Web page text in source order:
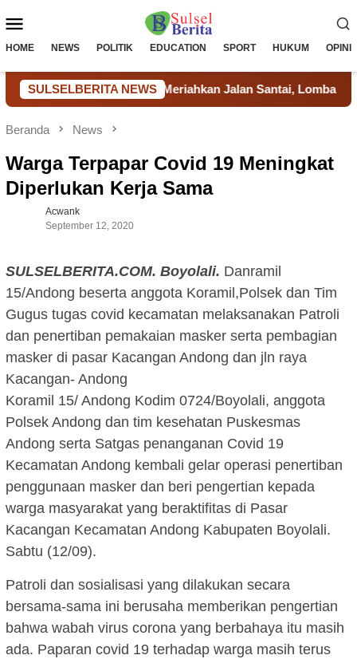
ke
Mobile
HOME NEWS POLITIK EDUCATION SPORT HUKUM OPINI
SULSELBERITA NEWS
Lapas Takalar Meriahkan Jalan Santai, Lomba Tradisional
Beranda News
Warga Terpapar Covid 19 Meningkat
Diperlukan Kerja Sama
Acwank
September 12, 2020
SULSELBERITA.COM. Boyolali. Danramil
15/Andong beserta anggota Koramil,Polsek dan Tim
Gugus tugas covid kecamatan melaksanakan Patroli
dan penertiban pemakaian masker serta pembagian
masker di pasar Kacangan Andong dan jln raya
Kacangan- Andong
Koramil 15/ Andong Kodim 0724/Boyolali, anggota
Polsek Andong dan tim kesehatan Puskesmas
Andong serta Satgas penanganan Covid 19
Kecamatan Andong kembali gelar operasi penertiban
penggunaan masker dan beri pengertian kepada
warga masyarakat yang beraktifitas di Pasar
Kacangan Kecamatan Andong Kabupaten Boyolali.
Sabtu (12/09).
Patroli dan sosialisasi yang dilakukan secara
bersama-sama ini berusaha memberikan pengertian
bahwa wabah virus corona yang berbahaya itu masih
ada. Paparan covid 19 terhadap warga masih terus